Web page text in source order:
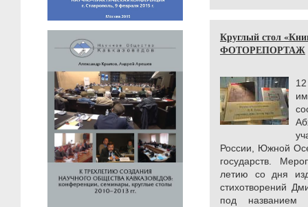
Круглый стол
ФОТОРЕПОРТАЖ
России, Южной
государств.
летию со дня
стихотворений
под названием